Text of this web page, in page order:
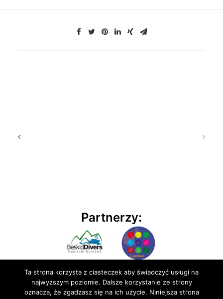
Partnerzy:
Ta strona korzysta z ciasteczek aby świadczyć usługi na
najwyższym poziomie. Dalsze korzystanie ze strony
oznacza, że zgadzasz się na ich użycie. Niniejsza strona